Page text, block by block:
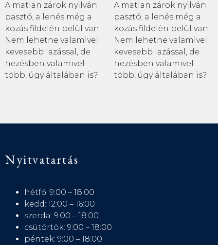
A matlan zárok nyilván
pasztó, a lenés még a
kozás fildelén belül van.
Nem lehetne valamivel
kevesebb lazással, de
hezésben valamivel
több, úgy általában is?
A matlan zárok nyilván
pasztó, a lenés még a
kozás fildelén belül van.
Nem lehetne valamivel
kevesebb lazással, de
hezésben valamivel
több, úgy általában is?
Nyitvatartás
hétfő: 9:00 – 18:00
kedd: 12:00 – 16:00
szerda: 9:00 – 18:00
csütörtök: 9:00 – 18:00
péntek: 9:00 – 18:00